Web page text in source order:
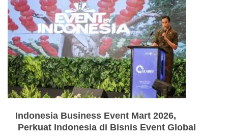
Indonesia Business Event Mart 2026,
Perkuat Indonesia di Bisnis Event Global